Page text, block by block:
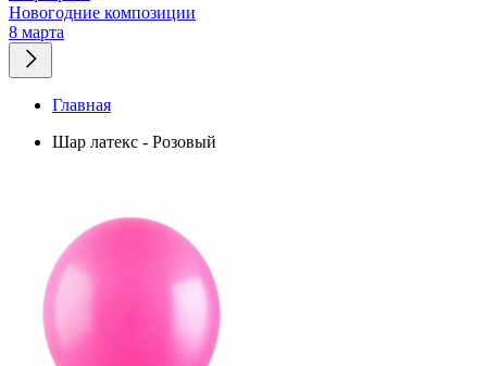
Новогодние композиции
8 марта
Главная
Шар латекс - Розовый